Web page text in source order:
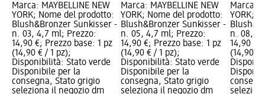
Marca: MAYBELLINE NEW
YORK; Nome del prodotto:
Blush&Bronzer Sunkisser -
n. 03, 4,7 ml; Prezzo:
14,90 €; Prezzo base: 1 pz
(14,90 € / 1 pz);
Disponibilità: Stato verde
Disponibile per la
consegna, Stato grigio
seleziona il negozio dm
Marca: MAYBELLINE NEW
YORK; Nome del prodotto:
Blush&Bronzer Sunkisser -
n. 05, 4,7 ml; Prezzo:
14,90 €; Prezzo base: 1 pz
(14,90 € / 1 pz);
Disponibilità: Stato verde
Disponibile per la
consegna, Stato grigio
seleziona il negozio dm
Marca:
YORK;
n. 08,
14,90 €;
(14,90 €